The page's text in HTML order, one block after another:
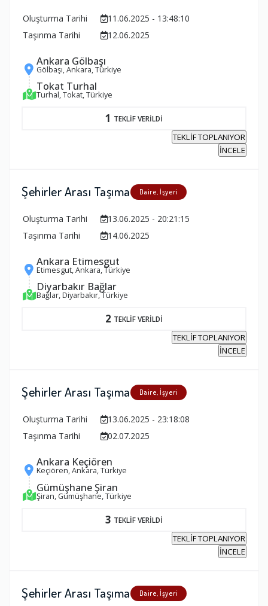
Oluşturma Tarihi
11.06.2025 - 13:48:10
Taşınma Tarihi
12.06.2025
Ankara Gölbaşı
Gölbaşı, Ankara, Türkiye
Tokat Turhal
Turhal, Tokat, Türkiye
1 TEKLİF VERİLDİ
TEKLİF TOPLANIYOR
İNCELE
Şehirler Arası Taşıma Daire, İşyeri
Oluşturma Tarihi
13.06.2025 - 20:21:15
Taşınma Tarihi
14.06.2025
Ankara Etimesgut
Etimesgut, Ankara, Türkiye
Diyarbakır Bağlar
Bağlar, Diyarbakır, Türkiye
2 TEKLİF VERİLDİ
TEKLİF TOPLANIYOR
İNCELE
Şehirler Arası Taşıma Daire, İşyeri
Oluşturma Tarihi
13.06.2025 - 23:18:08
Taşınma Tarihi
02.07.2025
Ankara Keçiören
Keçiören, Ankara, Türkiye
Gümüşhane Şiran
Şiran, Gümüşhane, Türkiye
3 TEKLİF VERİLDİ
TEKLİF TOPLANIYOR
İNCELE
Şehirler Arası Taşıma Daire, İşyeri